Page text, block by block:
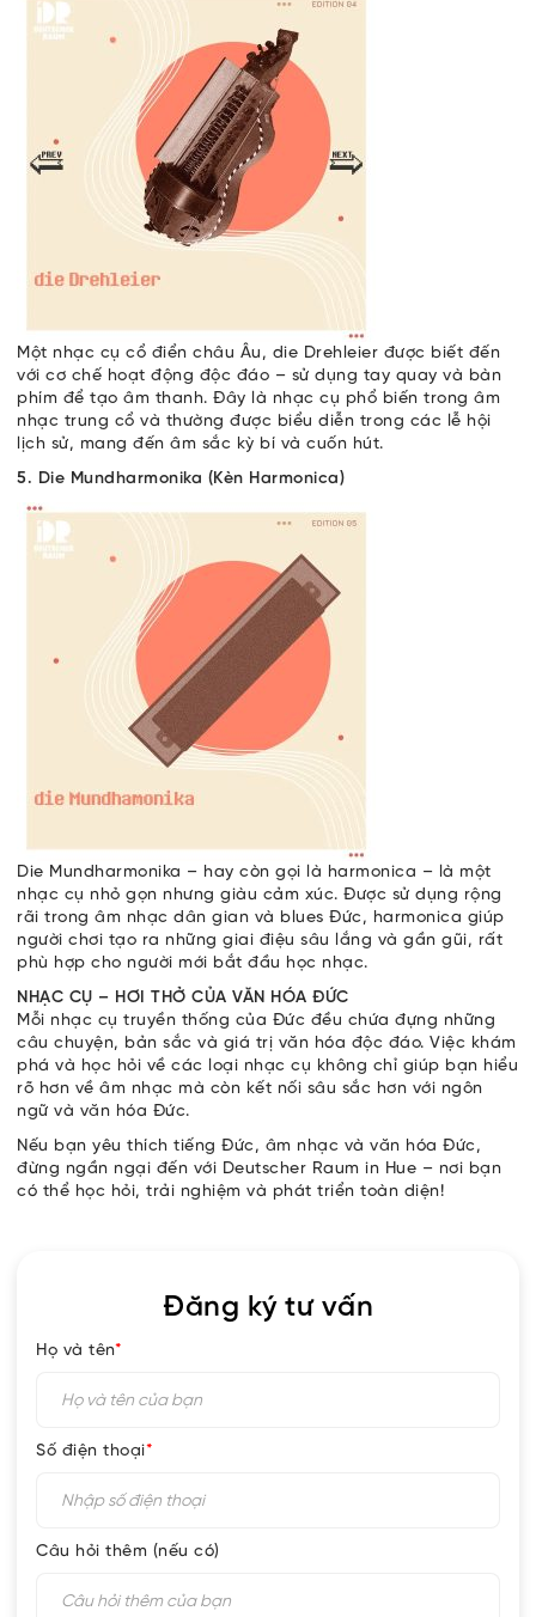
Một nhạc cụ cổ điển châu Âu, die Drehleier được biết đến
với cơ chế hoạt động độc đáo – sử dụng tay quay và bàn
phím để tạo âm thanh. Đây là nhạc cụ phổ biến trong âm
nhạc trung cổ và thường được biểu diễn trong các lễ hội
lịch sử, mang đến âm sắc kỳ bí và cuốn hút.
5. Die Mundharmonika (Kèn Harmonica)
Die Mundharmonika – hay còn gọi là harmonica – là một
nhạc cụ nhỏ gọn nhưng giàu cảm xúc. Được sử dụng rộng
rãi trong âm nhạc dân gian và blues Đức, harmonica giúp
người chơi tạo ra những giai điệu sâu lắng và gần gũi, rất
phù hợp cho người mới bắt đầu học nhạc.
NHẠC CỤ – HƠI THỞ CỦA VĂN HÓA ĐỨC
Mỗi nhạc cụ truyền thống của Đức đều chứa đựng những
câu chuyện, bản sắc và giá trị văn hóa độc đáo. Việc khám
phá và học hỏi về các loại nhạc cụ không chỉ giúp bạn hiểu
rõ hơn về âm nhạc mà còn kết nối sâu sắc hơn với ngôn
ngữ và văn hóa Đức.
Nếu bạn yêu thích tiếng Đức, âm nhạc và văn hóa Đức,
đừng ngần ngại đến với Deutscher Raum in Hue – nơi bạn
có thể học hỏi, trải nghiệm và phát triển toàn diện!
Đăng ký tư vấn
Họ và tên*
Số điện thoại*
Câu hỏi thêm (nếu có)